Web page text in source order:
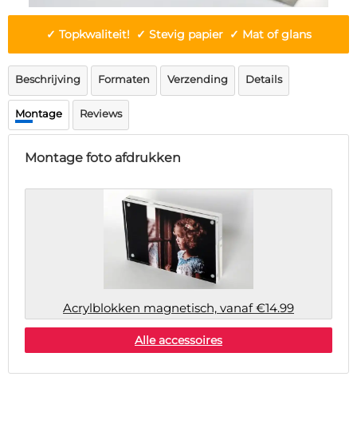
Deurmat
Over ons
Levertijden
WhatsApp
✓ Topkwaliteit! ✓ Stevig papier ✓ Mat of glans
Beschrijving Formaten Verzending Details
Montage Reviews
Montage foto afdrukken
Acrylblokken magnetisch, vanaf €14.99
Alle accessoires